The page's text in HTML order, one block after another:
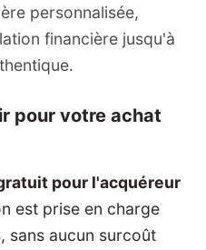
personnalisée,
financière jusqu'à
pour votre achat
pour l'acquéreur
est prise en charge
sans aucun surcoût